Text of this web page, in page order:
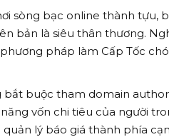
sòng bạc online thành tựu,
bản là siêu thân thương.
pháp làm Cấp Tốc
bắt buộc tham domain
vốn chi tiêu của người
lý báo giá thành phía